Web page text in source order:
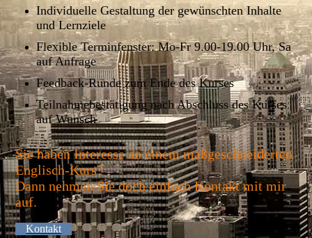
Individuelle Gestaltung der gewünschten Inhalte
und Lernziele
Flexible Terminfenster: Mo-Fr 9.00-19.00 Uhr, Sa
auf Anfrage
Feedback-Runde zum Ende des Kurses
Teilnahmebestätigung nach Abschluss des Kurses
auf Wunsch
Sie haben Interesse an einem maßgeschneiderten
Englisch-Kurs?
Dann nehmen Sie doch einfach Kontakt mit mir
auf.
Kontakt